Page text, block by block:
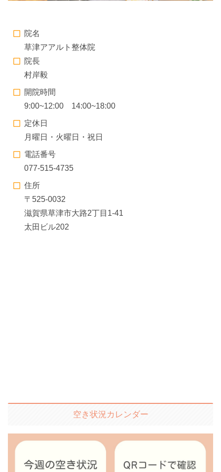
院名
草津アアルト整体院
院長
村岸毅
開院時間
9:00~12:00 14:00~18:00
定休日
月曜日・火曜日・祝日
電話番号
077-515-4735
住所
〒525-0032
滋賀県草津市大路2丁目1-41
太田ビル202
空き状況カレンダー